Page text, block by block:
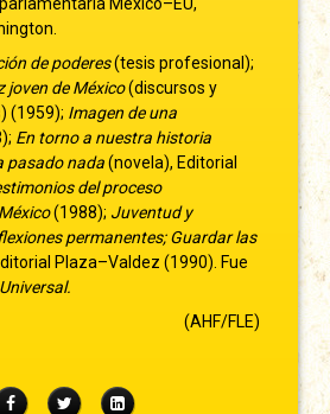
de poderes(tesis profesional);
joven de México(discursos y
(1959); Imagen de una
En torno a nuestra historia
pasado nada(novela), Editorial
del proceso
(1988); Juventud y
permanentes; Guardar las
Plaza–Valdez (1990). Fue
(AHF/FLE)
FacebookTwitterLinkedIn